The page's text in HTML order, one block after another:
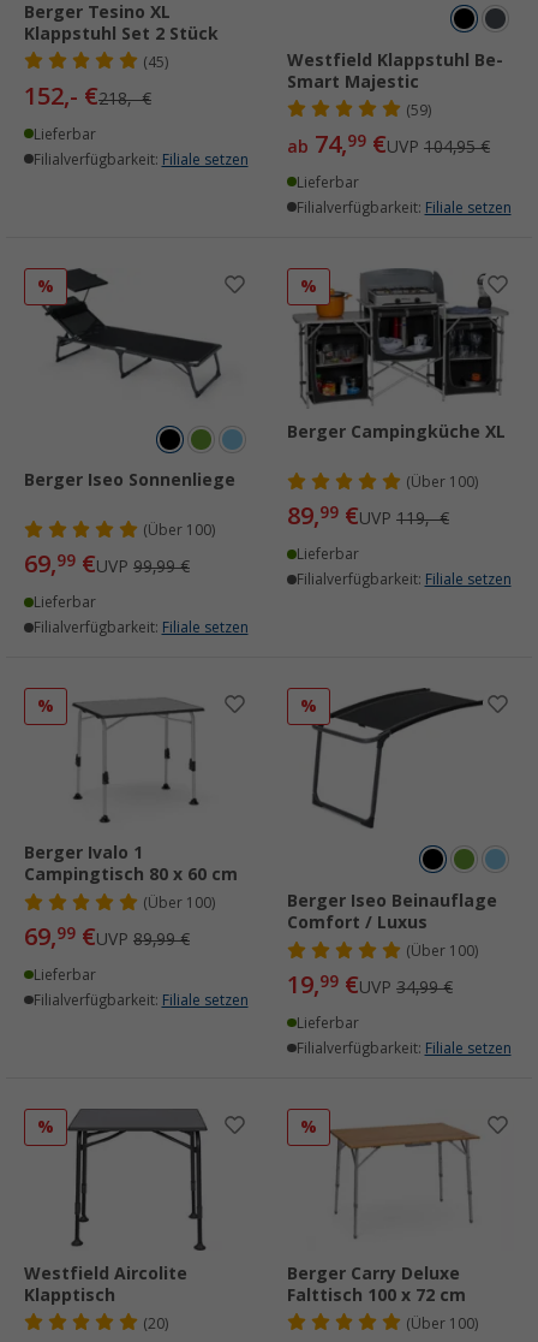
Berger Tesino XL
Klappstuhl Set 2 Stück
(45)
152,- €218,- €
Lieferbar
Filialverfügbarkeit: Filiale setzen
Westfield Klappstuhl Be-
Smart Majestic
(59)
ab 74,99 €UVP 104,95 €
Lieferbar
Filialverfügbarkeit: Filiale setzen
%
Berger Iseo Sonnenliege
(Über100)
69,99 €UVP 99,99 €
Lieferbar
Filialverfügbarkeit: Filiale setzen
%
Berger Campingküche XL
(Über100)
89,99 €UVP 119,- €
Lieferbar
Filialverfügbarkeit: Filiale setzen
%
Berger Ivalo 1
Campingtisch 80 x 60 cm
(Über100)
69,99 €UVP 89,99 €
Lieferbar
Filialverfügbarkeit: Filiale setzen
%
Berger Iseo Beinauflage
Comfort / Luxus
(Über100)
19,99 €UVP 34,99 €
Lieferbar
Filialverfügbarkeit: Filiale setzen
%
Westfield Aircolite
Klapptisch
(20)
%
Berger Carry Deluxe
Falttisch 100 x 72 cm
(Über100)